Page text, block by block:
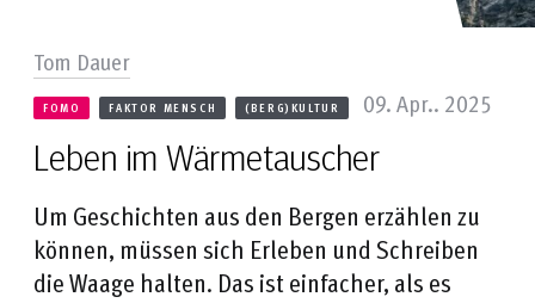
Leben im Wärmetauscher
FOMO FAKTOR MENSCH (BERG)KULTUR 09. Apr.. 2025
Tom Dauer
Um Geschichten aus den Bergen erzählen zu
können, müssen sich Erleben und Schreiben
die Waage halten. Das ist einfacher, als es